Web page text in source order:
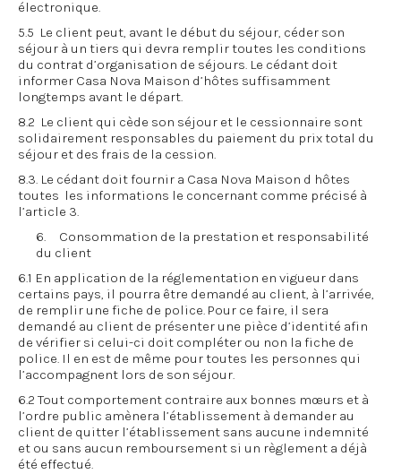
électronique.
5.5 Le client peut, avant le début du séjour, céder son
séjour à un tiers qui devra remplir toutes les conditions
du contrat d’organisation de séjours. Le cédant doit
informer Casa Nova Maison d’hôtes suffisamment
longtemps avant le départ.
8.2 Le client qui cède son séjour et le cessionnaire sont
solidairement responsables du paiement du prix total du
séjour et des frais de la cession.
8.3. Le cédant doit fournir a Casa Nova Maison d hôtes
toutes les informations le concernant comme précisé à
l’article 3.
6. Consommation de la prestation et responsabilité
du client
6.1 En application de la réglementation en vigueur dans
certains pays, il pourra être demandé au client, à l’arrivée,
de remplir une fiche de police. Pour ce faire, il sera
demandé au client de présenter une pièce d’identité afin
de vérifier si celui-ci doit compléter ou non la fiche de
police. Il en est de même pour toutes les personnes qui
l’accompagnent lors de son séjour.
6.2 Tout comportement contraire aux bonnes mœurs et à
l’ordre public amènera l’établissement à demander au
client de quitter l’établissement sans aucune indemnité
et ou sans aucun remboursement si un règlement a déjà
été effectué.